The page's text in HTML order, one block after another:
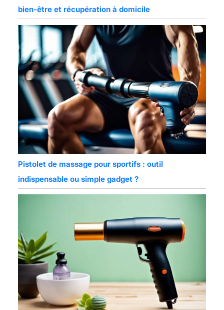
bien-être et récupération à domicile
Pistolet de massage pour sportifs : outil
indispensable ou simple gadget ?